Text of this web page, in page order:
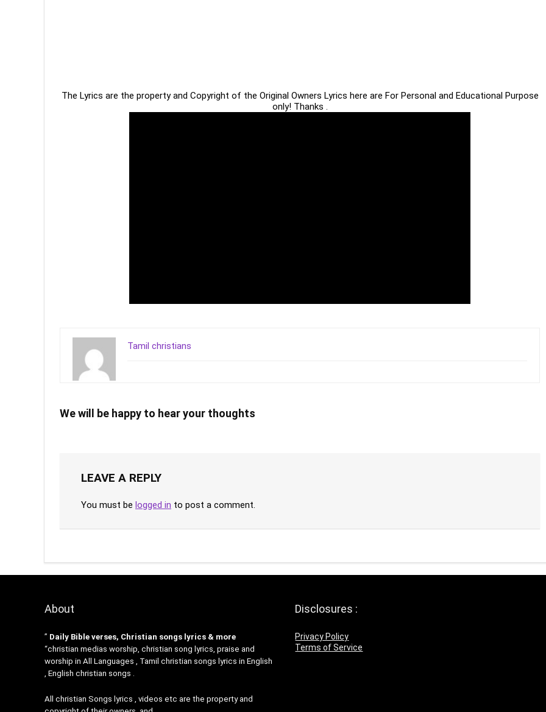
The Lyrics are the property and Copyright of the Original Owners Lyrics here are For Personal and Educational Purpose
only! Thanks .
Tamil christians
We will be happy to hear your thoughts
LEAVE A REPLY
You must be logged in to post a comment.
About
” Daily Bible verses, Christian songs lyrics & more
“christian medias worship, christian song lyrics, praise and
worship in All Languages , Tamil christian songs lyrics in English
, English christian songs .
All christian Songs lyrics , videos etc are the property and
Disclosures :
Privacy Policy
Terms of Service